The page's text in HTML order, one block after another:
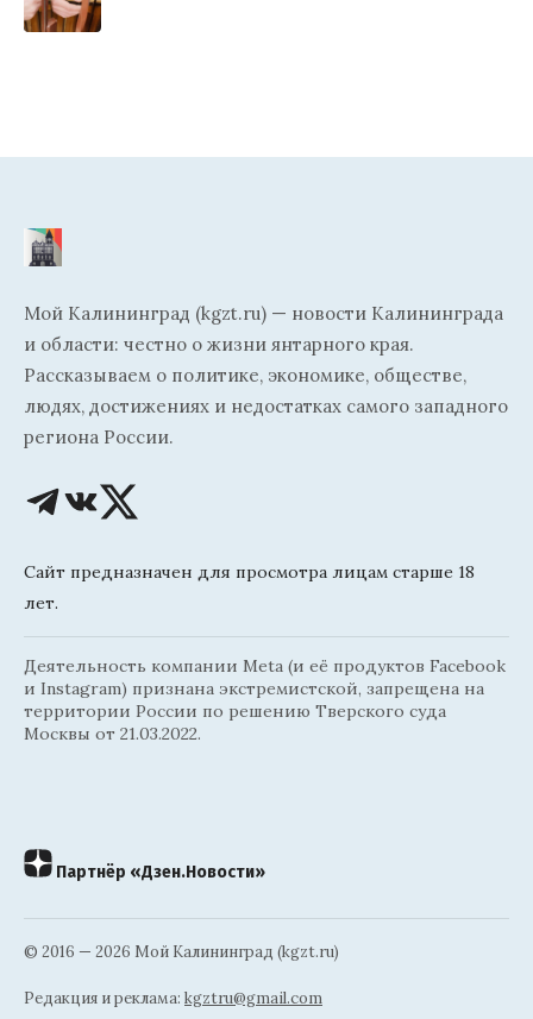
Мой Калининград (kgzt.ru) — новости Калининграда
и области: честно о жизни янтарного края.
Рассказываем о политике, экономике, обществе,
людях, достижениях и недостатках самого западного
региона России.
Сайт предназначен для просмотра лицам старше 18
лет.
Деятельность компании Meta (и её продуктов Facebook
и Instagram) признана экстремистской, запрещена на
территории России по решению Тверского суда
Москвы от 21.03.2022.
Партнёр «Дзен.Новости»
© 2016 — 2026 Мой Калининград (kgzt.ru)
Редакция и реклама: kgztru@gmail.com